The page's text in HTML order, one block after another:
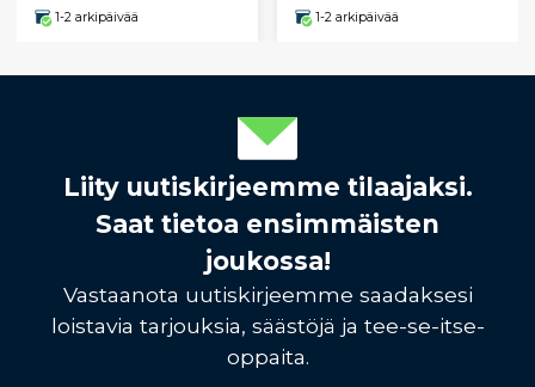
1-2 arkipäivää 1-2 arkipäivää
Liity uutiskirjeemme tilaajaksi.
Saat tietoa ensimmäisten
joukossa!
Vastaanota uutiskirjeemme saadaksesi
loistavia tarjouksia, säästöjä ja tee-se-itse-
oppaita.